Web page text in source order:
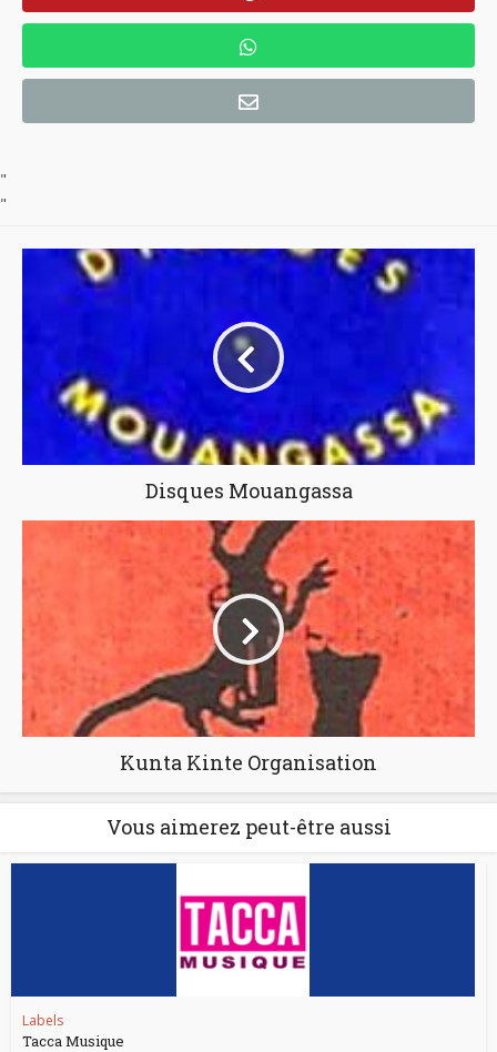
"
"
Disques Mouangassa
Kunta Kinte Organisation
Vous aimerez peut-être aussi
Labels
Tacca Musique